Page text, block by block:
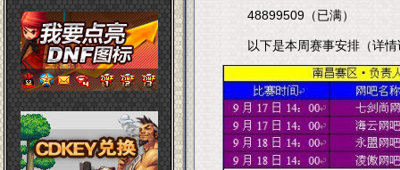
48899509（已满）
以下是本周赛事安排（详